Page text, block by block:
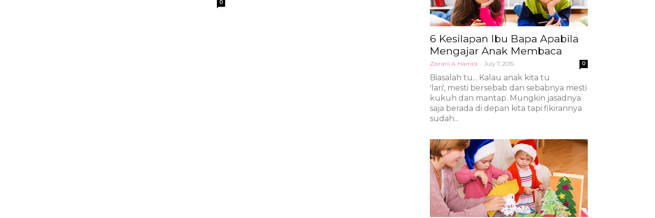
0
6 Kesilapan Ibu Bapa Apabila
Mengajar Anak Membaca
Zairani A. Hamid - July 7, 2015 0
Biasalah tu... Kalau anak kita tu
'lari', mesti bersebab dan sebabnya mesti
kukuh dan mantap. Mungkin jasadnya
saja berada di depan kita tapi fikirannya
sudah...